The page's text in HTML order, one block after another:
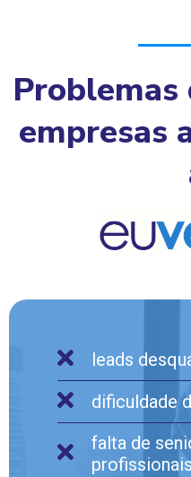
Problemas
empresas
leads
dificuldade
falta de